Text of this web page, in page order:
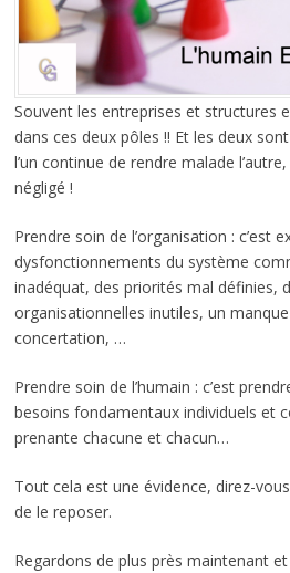
Souvent les entreprises et structures
dans ces deux pôles !! Et les deux
l’un continue de rendre malade
négligé !
Prendre soin de l’organisation : c’est
dysfonctionnements du système
inadéquat, des priorités mal définies,
organisationnelles inutiles, un
concertation, …
Prendre soin de l’humain : c’est
besoins fondamentaux individuels et
prenante chacune et chacun…
Tout cela est une évidence, direz-
de le reposer.
Regardons de plus près maintenant